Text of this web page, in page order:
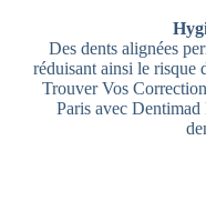
Des dents alignées
réduisant ainsi le risque
Trouver Vos
Paris avec Dentimad